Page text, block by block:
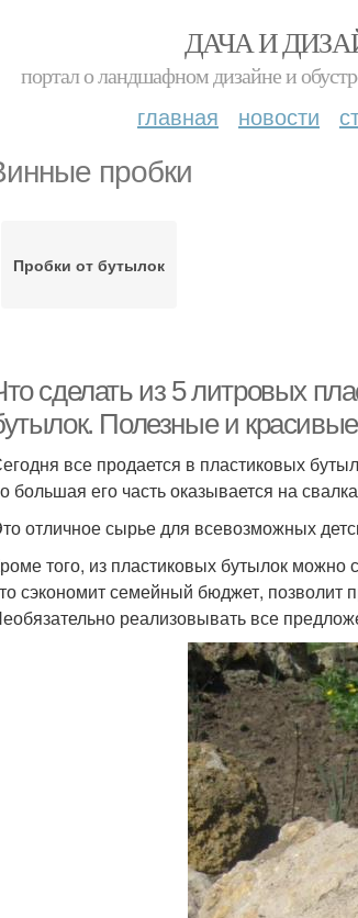
ДАЧА И
портал о ландшафном дизайне и
главная новости
пробки
Пробки от бутылок
сделать из 5 литровых
Полезные и
все продается в пластиковых
большая его часть оказывается на
отличное сырье для всевозможных
того, из пластиковых бутылок можно
сэкономит семейный бюджет, позволит
реализовывать все